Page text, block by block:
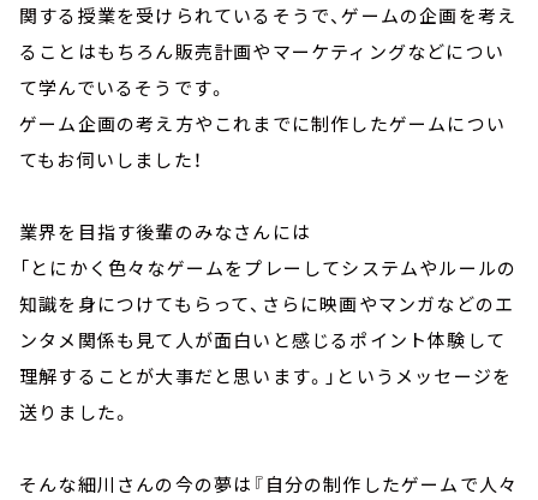
関する授業を受けられているそうで、ゲームの企画を考え
ることはもちろん販売計画やマーケティングなどについ
て学んでいるそうです。
ゲーム企画の考え方やこれまでに制作したゲームについ
てもお伺いしました！
業界を目指す後輩のみなさんには
「とにかく色々なゲームをプレーしてシステムやルールの
知識を身につけてもらって、さらに映画やマンガなどのエ
ンタメ関係も見て人が面白いと感じるポイント体験して
理解することが大事だと思います。」というメッセージを
送りました。
そんな細川さんの今の夢は『自分の制作したゲームで人々